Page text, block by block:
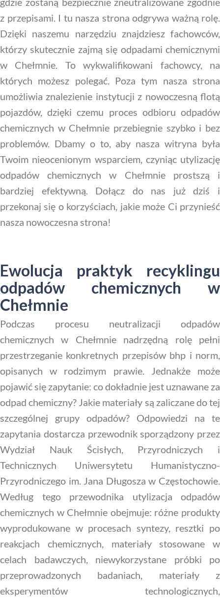
z przepisami. I tu nasza strona odgrywa ważną rolę.
Dzięki naszemu narzędziu znajdziesz fachowców,
którzy skutecznie zajmą się odpadami chemicznymi
w Chełmnie. To wykwalifikowani fachowcy, na
których możesz polegać. Poza tym nasza strona
umożliwia znalezienie instytucji z nowoczesną flotą
pojazdów, dzięki czemu proces odbioru odpadów
chemicznych w Chełmnie przebiegnie szybko i bez
problemów. Dbamy o to, aby nasza witryna była
Twoim nieocenionym wsparciem, czyniąc utylizację
odpadów chemicznych w Chełmnie prostszą i
bardziej efektywną. Dołącz do nas już dziś i
przekonaj się o korzyściach, jakie może Ci przynieść
nasza nowoczesna strona!
Ewolucja praktyk recyklingu
odpadów chemicznych w
Chełmnie
Podczas procesu neutralizacji odpadów
chemicznych w Chełmnie nadrzędną rolę pełni
przestrzeganie konkretnych przepisów bhp i norm,
opisanych w rodzimym prawie. Jednakże może
pojawić się zapytanie: co dokładnie jest uznawane za
odpad chemiczny? Jakie materiały są zaliczane do tej
szczególnej grupy odpadów? Odpowiedzi na te
zapytania dostarcza przewodnik sporządzony przez
Wydział Nauk Ścisłych, Przyrodniczych i
Technicznych Uniwersytetu Humanistyczno-
Przyrodniczego im. Jana Długosza w Częstochowie.
Według tego przewodnika utylizacja odpadów
chemicznych w Chełmnie obejmuje: różne produkty
wyprodukowane w procesach syntezy, resztki po
reakcjach chemicznych, materiały stosowane w
celach badawczych, niewykorzystane próbki po
przeprowadzonych badaniach, materiały z
eksperymentów technologicznych,